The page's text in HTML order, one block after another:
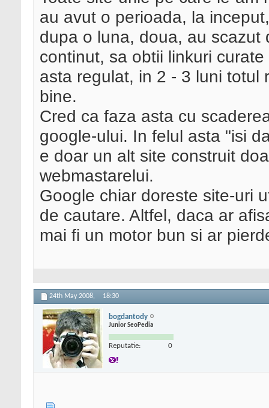
au avut o perioada, la
dupa o luna, doua, au scazut
continut, sa obtii linkuri
asta regulat, in 2 - 3 luni totul
bine.
Cred ca faza asta cu
google-ului. In felul asta "isi
e doar un alt site construit
webmastarelui.
Google chiar doreste site-uri
de cautare. Altfel, daca ar
mai fi un motor bun si ar
24th May 2008, 18:30
bogdantody
Junior SeoPedia
Reputatie: 0